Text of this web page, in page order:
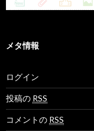
メタ情報
ログイン
投稿の RSS
コメントの RSS